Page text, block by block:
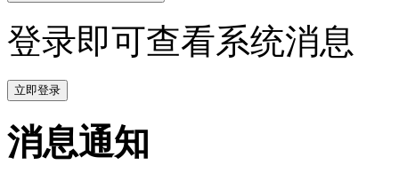
登录即可查看系统消息
立即登录
消息通知